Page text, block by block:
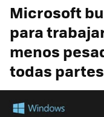
Microsoft
para
menos
todas partes